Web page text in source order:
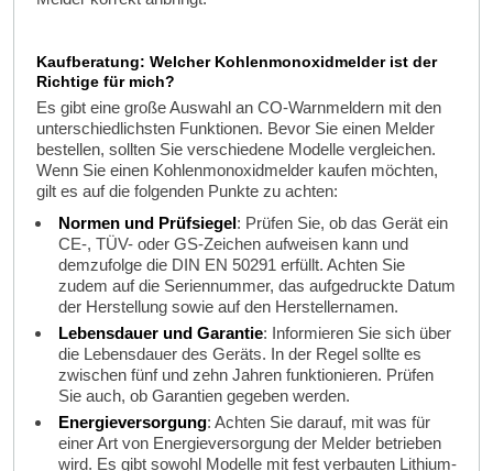
Kaufberatung: Welcher Kohlenmonoxidmelder ist der
Richtige für mich?
Es gibt eine große Auswahl an CO-Warnmeldern mit den
unterschiedlichsten Funktionen. Bevor Sie einen Melder
bestellen, sollten Sie verschiedene Modelle vergleichen.
Wenn Sie einen Kohlenmonoxidmelder kaufen möchten,
gilt es auf die folgenden Punkte zu achten:
Normen und Prüfsiegel: Prüfen Sie, ob das Gerät ein
CE-, TÜV- oder GS-Zeichen aufweisen kann und
demzufolge die DIN EN 50291 erfüllt. Achten Sie
zudem auf die Seriennummer, das aufgedruckte Datum
der Herstellung sowie auf den Herstellernamen.
Lebensdauer und Garantie: Informieren Sie sich über
die Lebensdauer des Geräts. In der Regel sollte es
zwischen fünf und zehn Jahren funktionieren. Prüfen
Sie auch, ob Garantien gegeben werden.
Energieversorgung: Achten Sie darauf, mit was für
einer Art von Energieversorgung der Melder betrieben
wird. Es gibt sowohl Modelle mit fest verbauten Lithium-